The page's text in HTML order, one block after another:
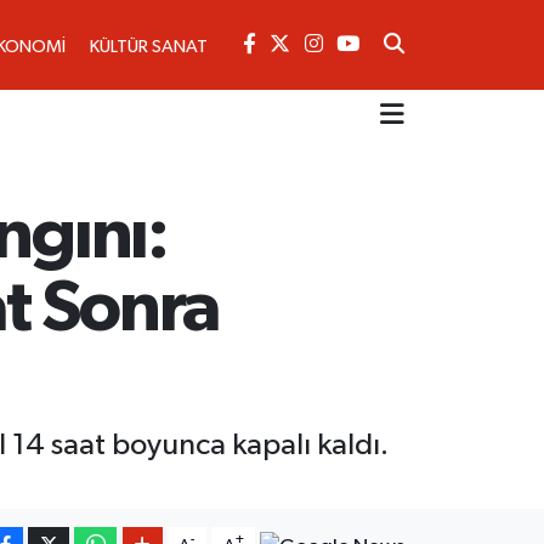
KÜLTÜR SANAT
Sonra
saat boyunca kapalı kaldı.
- +